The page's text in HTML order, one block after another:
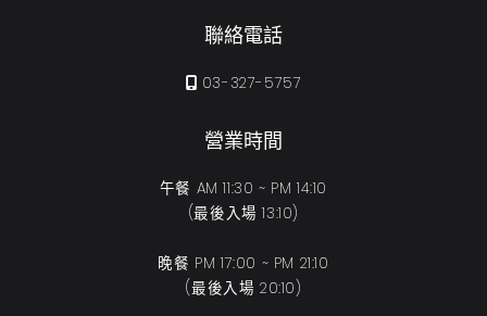
聯絡電話
03-327-5757
營業時間
午餐 AM 11:30 ~ PM 14:10
(最後入場 13:10)
晚餐 PM 17:00 ~ PM 21:10
(最後入場 20:10)